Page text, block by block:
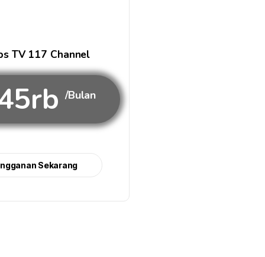
TV 117 Channel
/Bulan
Sekarang